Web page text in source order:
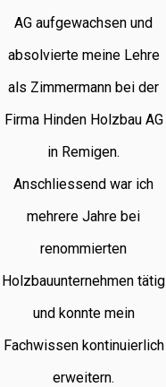
AG aufgewachsen und
absolvierte meine Lehre
als Zimmermann bei der
Firma Hinden Holzbau AG
in Remigen.
Anschliessend war ich
mehrere Jahre bei
renommierten
Holzbauunternehmen tätig
und konnte mein
Fachwissen kontinuierlich
erweitern.